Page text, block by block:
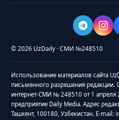
© 2026 UzDaily · СМИ №248510
Использование материалов сайта
письменного разрешения редакции.
интернет-СМИ № 248510 от 1 апреля
предприятие Daily Media. Адрес
Ташкент, 100180, Узбекистан. E-mail: